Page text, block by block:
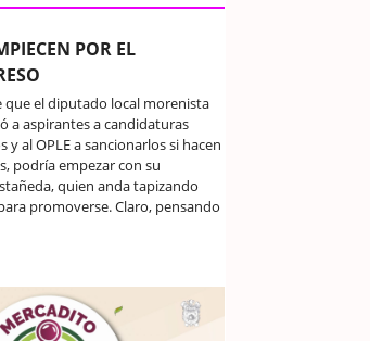
POR EL
que el diputado local morenista
a aspirantes a candidaturas
y al OPLE a sancionarlos si hacen
podría empezar con su
quien anda tapizando
promoverse. Claro, pensando